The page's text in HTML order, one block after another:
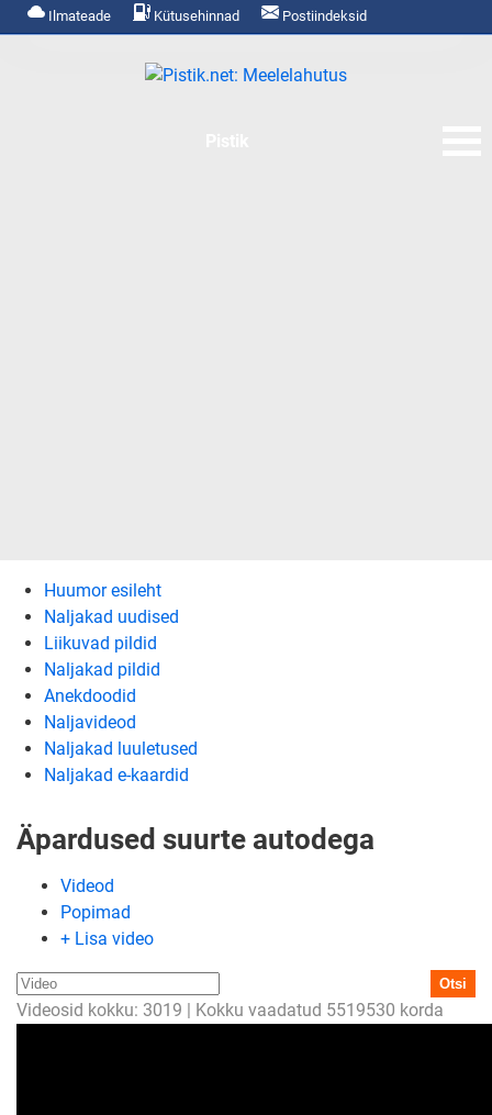
Ilmateade Kütusehinnad Postiindeksid
Huumor esileht
Naljakad uudised
Liikuvad pildid
Naljakad pildid
Anekdoodid
Naljavideod
Naljakad luuletused
Naljakad e-kaardid
Äpardused suurte autodega
Videod
Popimad
+ Lisa video
Otsi
Videosid kokku: 3019 | Kokku vaadatud 5519530 korda